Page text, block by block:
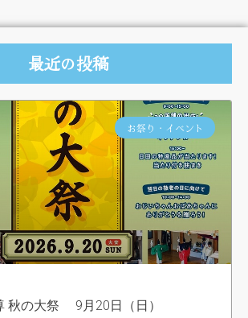
最近の投稿
お祭り・イベント
秋の大祭 9月20日（日）